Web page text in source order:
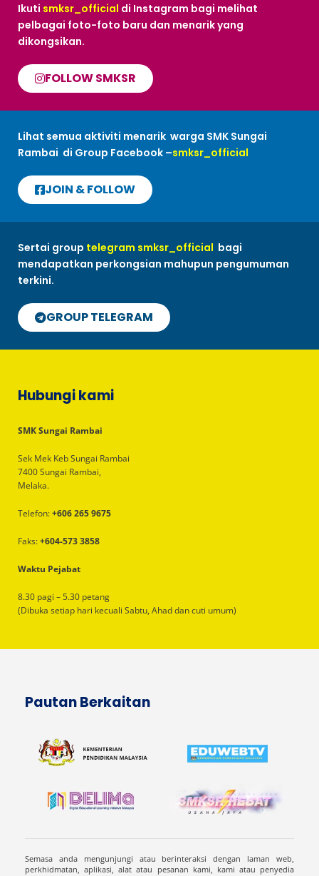
Ikuti smksr_official di Instagram bagi melihat
pelbagai foto-foto baru dan menarik yang
dikongsikan.
FOLLOW SMKSR
Lihat semua aktiviti menarik warga SMK Sungai
Rambai di Group Facebook –smksr_official
JOIN & FOLLOW
Sertai group telegram smksr_official bagi
mendapatkan perkongsian mahupun pengumuman
terkini.
GROUP TELEGRAM
Hubungi kami
SMK Sungai Rambai
Sek Mek Keb Sungai Rambai
7400 Sungai Rambai,
Melaka.
Telefon:+606 265 9675
Faks:+604-573 3858
Waktu Pejabat
8.30 pagi – 5.30 petang
(Dibuka setiap hari kecuali Sabtu, Ahad dan cuti umum)
Pautan Berkaitan
Semasa anda mengunjungi atau berinteraksi dengan laman web,
perkhidmatan, aplikasi, alat atau pesanan kami, kami atau penyedia